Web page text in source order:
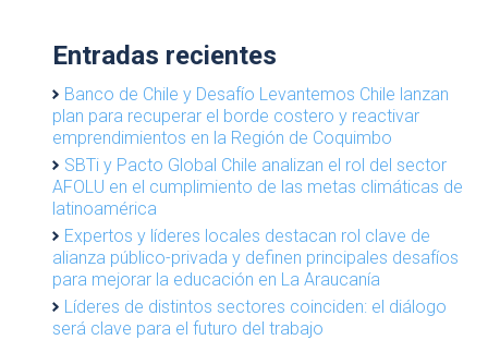
Entradas recientes
Banco de Chile y Desafío Levantemos Chile lanzan
plan para recuperar el borde costero y reactivar
emprendimientos en la Región de Coquimbo
SBTi y Pacto Global Chile analizan el rol del sector
AFOLU en el cumplimiento de las metas climáticas de
latinoamérica
Expertos y líderes locales destacan rol clave de
alianza público-privada y definen principales desafíos
para mejorar la educación en La Araucanía
Líderes de distintos sectores coinciden: el diálogo
será clave para el futuro del trabajo